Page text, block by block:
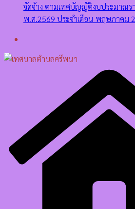
จัดจ้าง ตามเทศบัญญัติงบประมาณร
พ.ศ.2569 ประจำเดือน พฤษภาคม